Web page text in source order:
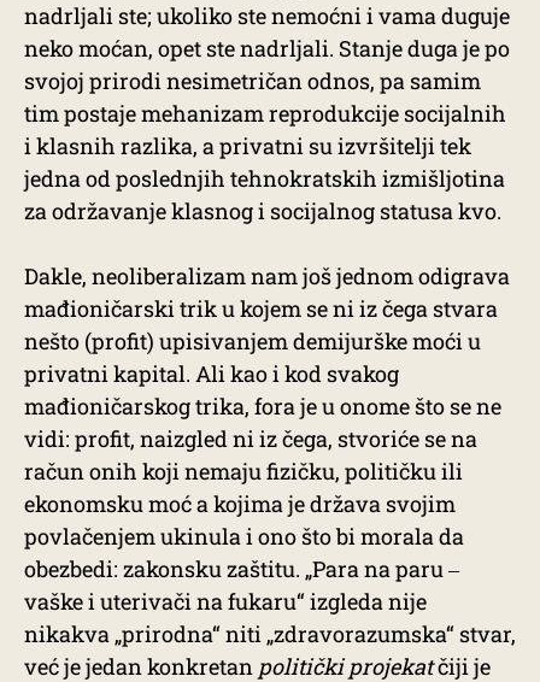
nadrljali ste; ukoliko ste nemoćni i vama duguje
neko moćan, opet ste nadrljali. Stanje duga je po
svojoj prirodi nesimetričan odnos, pa samim
tim postaje mehanizam reprodukcije socijalnih
i klasnih razlika, a privatni su izvršitelji tek
jedna od poslednjih tehnokratskih izmišljotina
za održavanje klasnog i socijalnog statusa kvo.
Dakle, neoliberalizam nam još jednom odigrava
mađioničarski trik u kojem se ni iz čega stvara
nešto (profit) upisivanjem demijurške moći u
privatni kapital. Ali kao i kod svakog
mađioničarskog trika, fora je u onome što se ne
vidi: profit, naizgled ni iz čega, stvoriće se na
račun onih koji nemaju fizičku, političku ili
ekonomsku moć a kojima je država svojim
povlačenjem ukinula i ono što bi morala da
obezbedi: zakonsku zaštitu. „Para na paru ‒
vaške i uterivači na fukaru“ izgleda nije
nikakva „prirodna“ niti „zdravorazumska“ stvar,
već je jedan konkretan politički projekatčiji je